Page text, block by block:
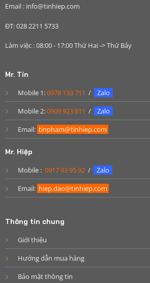
Email : info@tinhiep.com
ĐT: 028 2211 5733
Làm việc : 08:00 - 17:00 Thứ Hai -> Thứ Bảy
Mr. Tín
Mobile 1:0978 133 711 /
Zalo
Mobile 2:0909 923 811 /
Zalo
Email: tinpham@tinhiep.com
Mr. Hiệp
Mobile : 0917 93 95 92/
Zalo
Email: hiep.dao@tinhiep.com
Thông tin chung
Giới thiệu
Hướng dẫn mua hàng
Bảo mật thông tin